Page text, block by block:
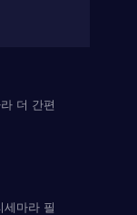
더 간편
마라 필